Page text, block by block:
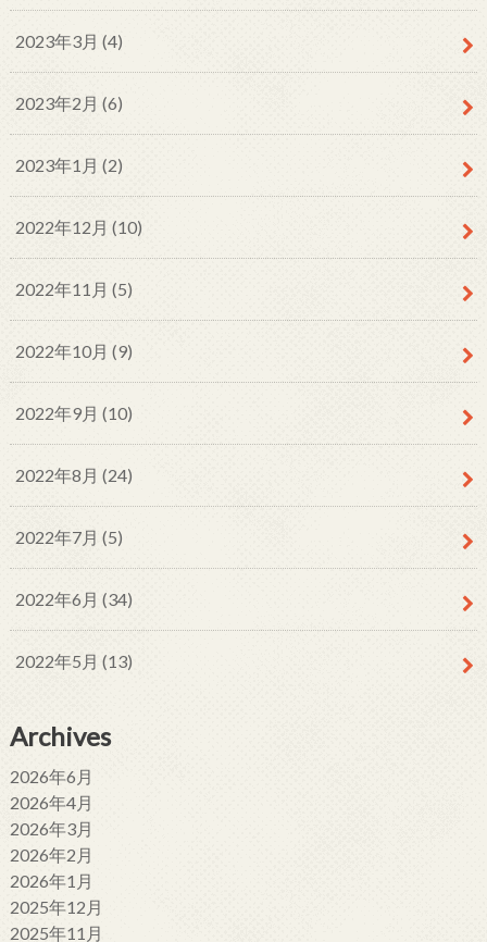
2023年3月 (4)
2023年2月 (6)
2023年1月 (2)
2022年12月 (10)
2022年11月 (5)
2022年10月 (9)
2022年9月 (10)
2022年8月 (24)
2022年7月 (5)
2022年6月 (34)
2022年5月 (13)
Archives
2026年6月
2026年4月
2026年3月
2026年2月
2026年1月
2025年12月
2025年11月